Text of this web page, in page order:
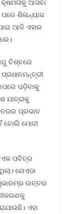
ଆସିବା
ଶିଳାନ୍ୟାସ
ଆଜି ଏହାର
ବିଶ୍ବରେ
ପଡ଼ିବାକୁ
ଯାତ୍ରାକୁ
ପ୍ରଭାବ
ବୋଲି ମୋଦୀ
ଏକ ପବିତ୍ର
ନୋଏଡା
ଉତ୍ତର
ଏହା